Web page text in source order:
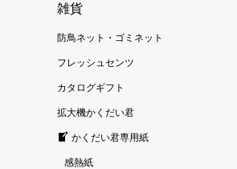
雑貨
防鳥ネット・ゴミネット
フレッシュセンツ
カタログギフト
拡大機かくだい君
かくだい君専用紙
感熱紙